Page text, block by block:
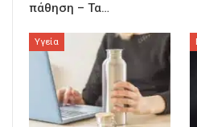
πάθηση – Τα…
Υγεία